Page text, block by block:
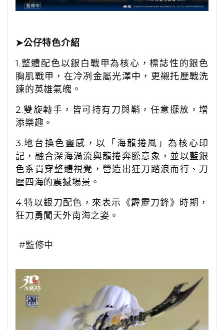
➤公仔特色介紹
1.整體配色以銀白戰甲為核心，標誌性的銀色
胸肌戰甲，在冷冽金屬光澤中，更襯托歷戰洗
鍊的英雄氣魄。
2.雙旋轉手，皆可持有刀與鞘，任意擺放，增
添樂趣。
3.地台換色靈感，以「海龍捲風」為核心印
記，融合深海渦流與龍捲奔騰意象，並以藍銀
色系貫穿整體視覺，營造出狂刀踏浪而行、刀
壓四海的震撼場景。
4.特以銀刀配色，來表示《霹靂刀鋒》時期，
狂刀勇闖天外南海之姿。
#監修中